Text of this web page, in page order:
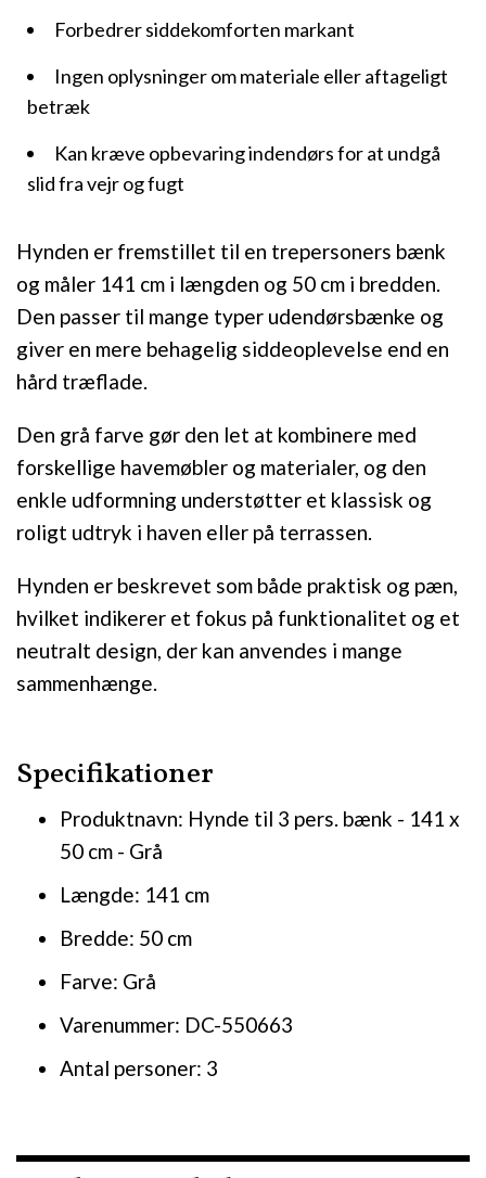
Hynden er fremstillet til en trepersoners bænk
og måler 141 cm i længden og 50 cm i bredden.
Den passer til mange typer udendørsbænke og
giver en mere behagelig siddeoplevelse end en
hård træflade.
Den grå farve gør den let at kombinere med
forskellige havemøbler og materialer, og den
enkle udformning understøtter et klassisk og
roligt udtryk i haven eller på terrassen.
Hynden er beskrevet som både praktisk og pæn,
hvilket indikerer et fokus på funktionalitet og et
neutralt design, der kan anvendes i mange
sammenhænge.
Forbedrer siddekomforten markant
Ingen oplysninger om materiale eller aftageligt
betræk
Kan kræve opbevaring indendørs for at undgå
slid fra vejr og fugt
Specifikationer
Produktnavn: Hynde til 3 pers. bænk - 141 x
50 cm - Grå
Længde: 141 cm
Bredde: 50 cm
Farve: Grå
Varenummer: DC-550663
Antal personer: 3